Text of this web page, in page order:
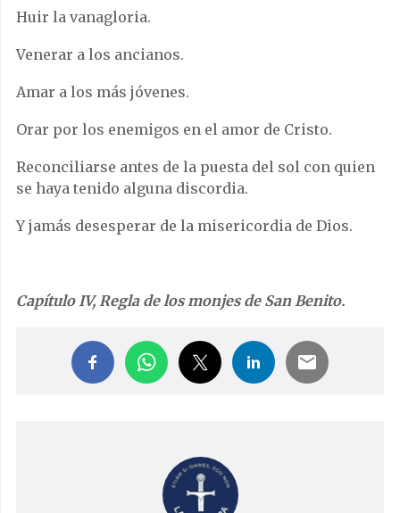
Huir la vanagloria.
Venerar a los ancianos.
Amar a los más jóvenes.
Orar por los enemigos en el amor de Cristo.
Reconciliarse antes de la puesta del sol con quien
se haya tenido alguna discordia.
Y jamás desesperar de la misericordia de Dios.
Capítulo IV, Regla de los monjes de San Benito.